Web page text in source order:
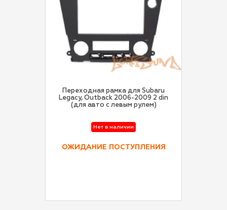
Переходная рамка для Subaru
Legacy, Outback 2006-2009 2 din
(для авто с левым рулем)
Нет в наличии
ОЖИДАНИЕ ПОСТУПЛЕНИЯ